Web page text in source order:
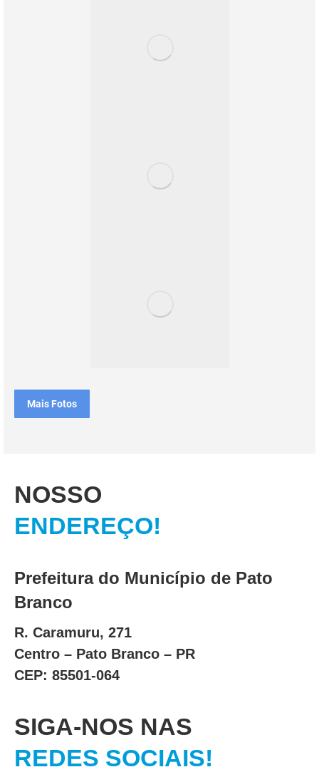
Mais Fotos
NOSSO
ENDEREÇO!
Prefeitura do Município de Pato
Branco
R. Caramuru, 271
Centro – Pato Branco – PR
CEP: 85501-064
SIGA-NOS NAS
REDES SOCIAIS!